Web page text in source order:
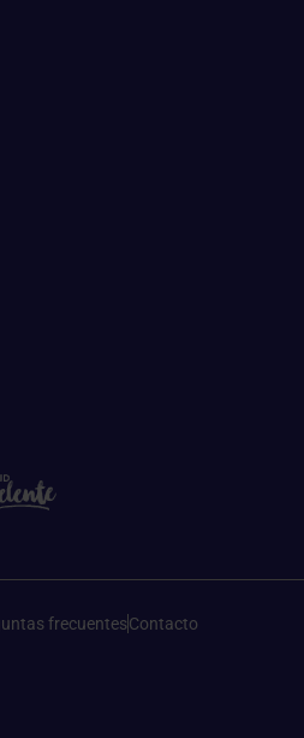
frecuentesContacto